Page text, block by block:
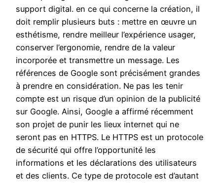
support digital. en ce qui concerne la création, il
doit remplir plusieurs buts : mettre en œuvre un
esthétisme, rendre meilleur l’expérience usager,
conserver l’ergonomie, rendre de la valeur
incorporée et transmettre un message. Les
références de Google sont précisément grandes
à prendre en considération. Ne pas les tenir
compte est un risque d’un opinion de la publicité
sur Google. Ainsi, Google a affirmé récemment
son projet de punir les lieux internet qui ne
seront pas en HTTPS. Le HTTPS est un protocole
de sécurité qui offre l’opportunité les
informations et les déclarations des utilisateurs
et des clients. Ce type de protocole est d’autant